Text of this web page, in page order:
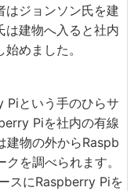
はジョンソン氏を建
は建物へ入ると社内
めました。
Piという手のひらサ
Piを社内の有線
建物の外からRaspb
を調べられます。
スにRaspberry Piを